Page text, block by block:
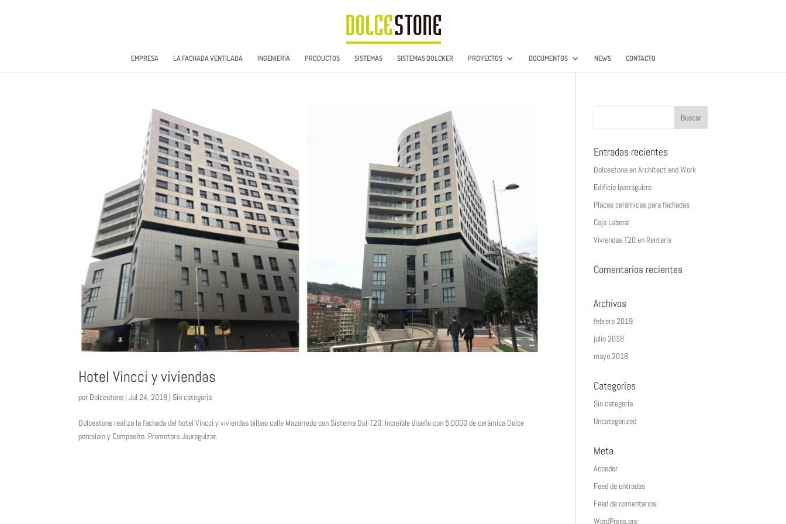
EMPRESA LA FACHADA VENTILADA INGENIERÍA PRODUCTOS SISTEMAS SISTEMAS DOLCKER PROYECTOS DOCUMENTOS NEWS CONTACTO
Hotel Vincci y viviendas
por Dolcestone |Jul 24, 2018 | Sin categoría
Dolcestone realiza la fachada del hotel Vincci y viviendas bilbao calle Mazarredo con Sistema Dol-T20. Increíble diseño con 5.0000 de cerámica Dolce
porcelain y Composite. Promotora Jaureguizar.
Entradas recientes
Dolcestone en Architect and Work
Edificio Iparraguirre
Placas cerámicas para fachadas
Caja Laboral
Viviendas T20 en Rentería
Comentarios recientes
Archivos
febrero 2019
julio 2018
mayo 2018
Categorías
Sin categoría
Uncategorized
Meta
Acceder
Feed de entradas
Feed de comentarios
WordPress.org